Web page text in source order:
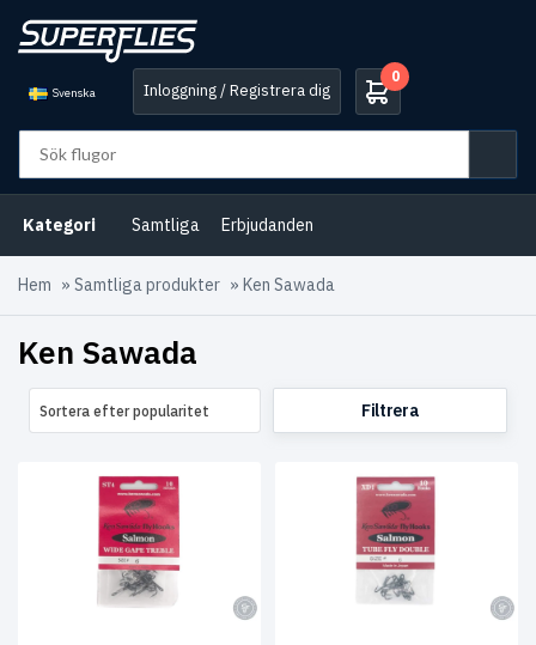
Svenska Inloggning / Registrera dig
0
Kategori Samtliga Erbjudanden
Hem » Samtliga produkter » Ken Sawada
Ken Sawada
Sortera efter popularitet Filtrera